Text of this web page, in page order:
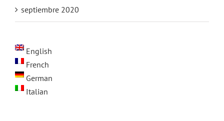
septiembre 2020
English
French
German
Italian